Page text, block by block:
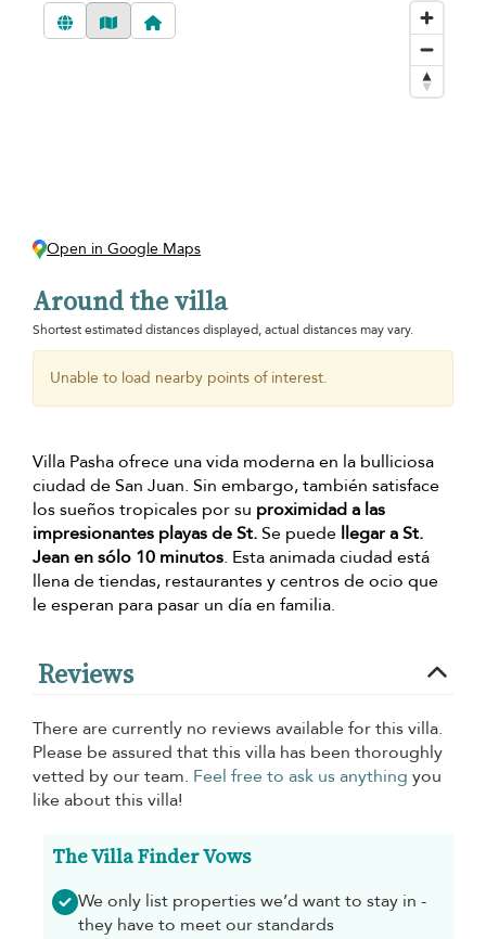
Open in Google Maps
Around the villa
Shortest estimated distances displayed, actual distances may vary.
Unable to load nearby points of interest.
Villa Pasha ofrece una vida moderna en la bulliciosa
ciudad de San Juan. Sin embargo, también satisface
los sueños tropicales por su proximidad a las
impresionantes playas de St.Se puede llegar a St.
Jean en sólo 10 minutos. Esta animada ciudad está
llena de tiendas, restaurantes y centros de ocio que
le esperan para pasar un día en familia.
Reviews
There are currently no reviews available for this villa.
Please be assured that this villa has been thoroughly
vetted by our team. Feel free to ask us anything you
like about this villa!
The Villa Finder Vows
We only list properties we’d want to stay in -
they have to meet our standards